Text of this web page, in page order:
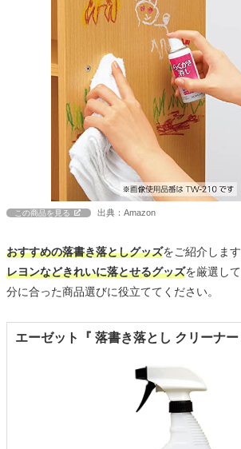
この商品を見る 出典：Amazon
おすすめの落書き落としグッズをご紹介します
レヨンなどきれいに落とせるグッズを厳選し
分に合った商品選びに役立ててください。
エーゼット『 落書き落とし クリーナー